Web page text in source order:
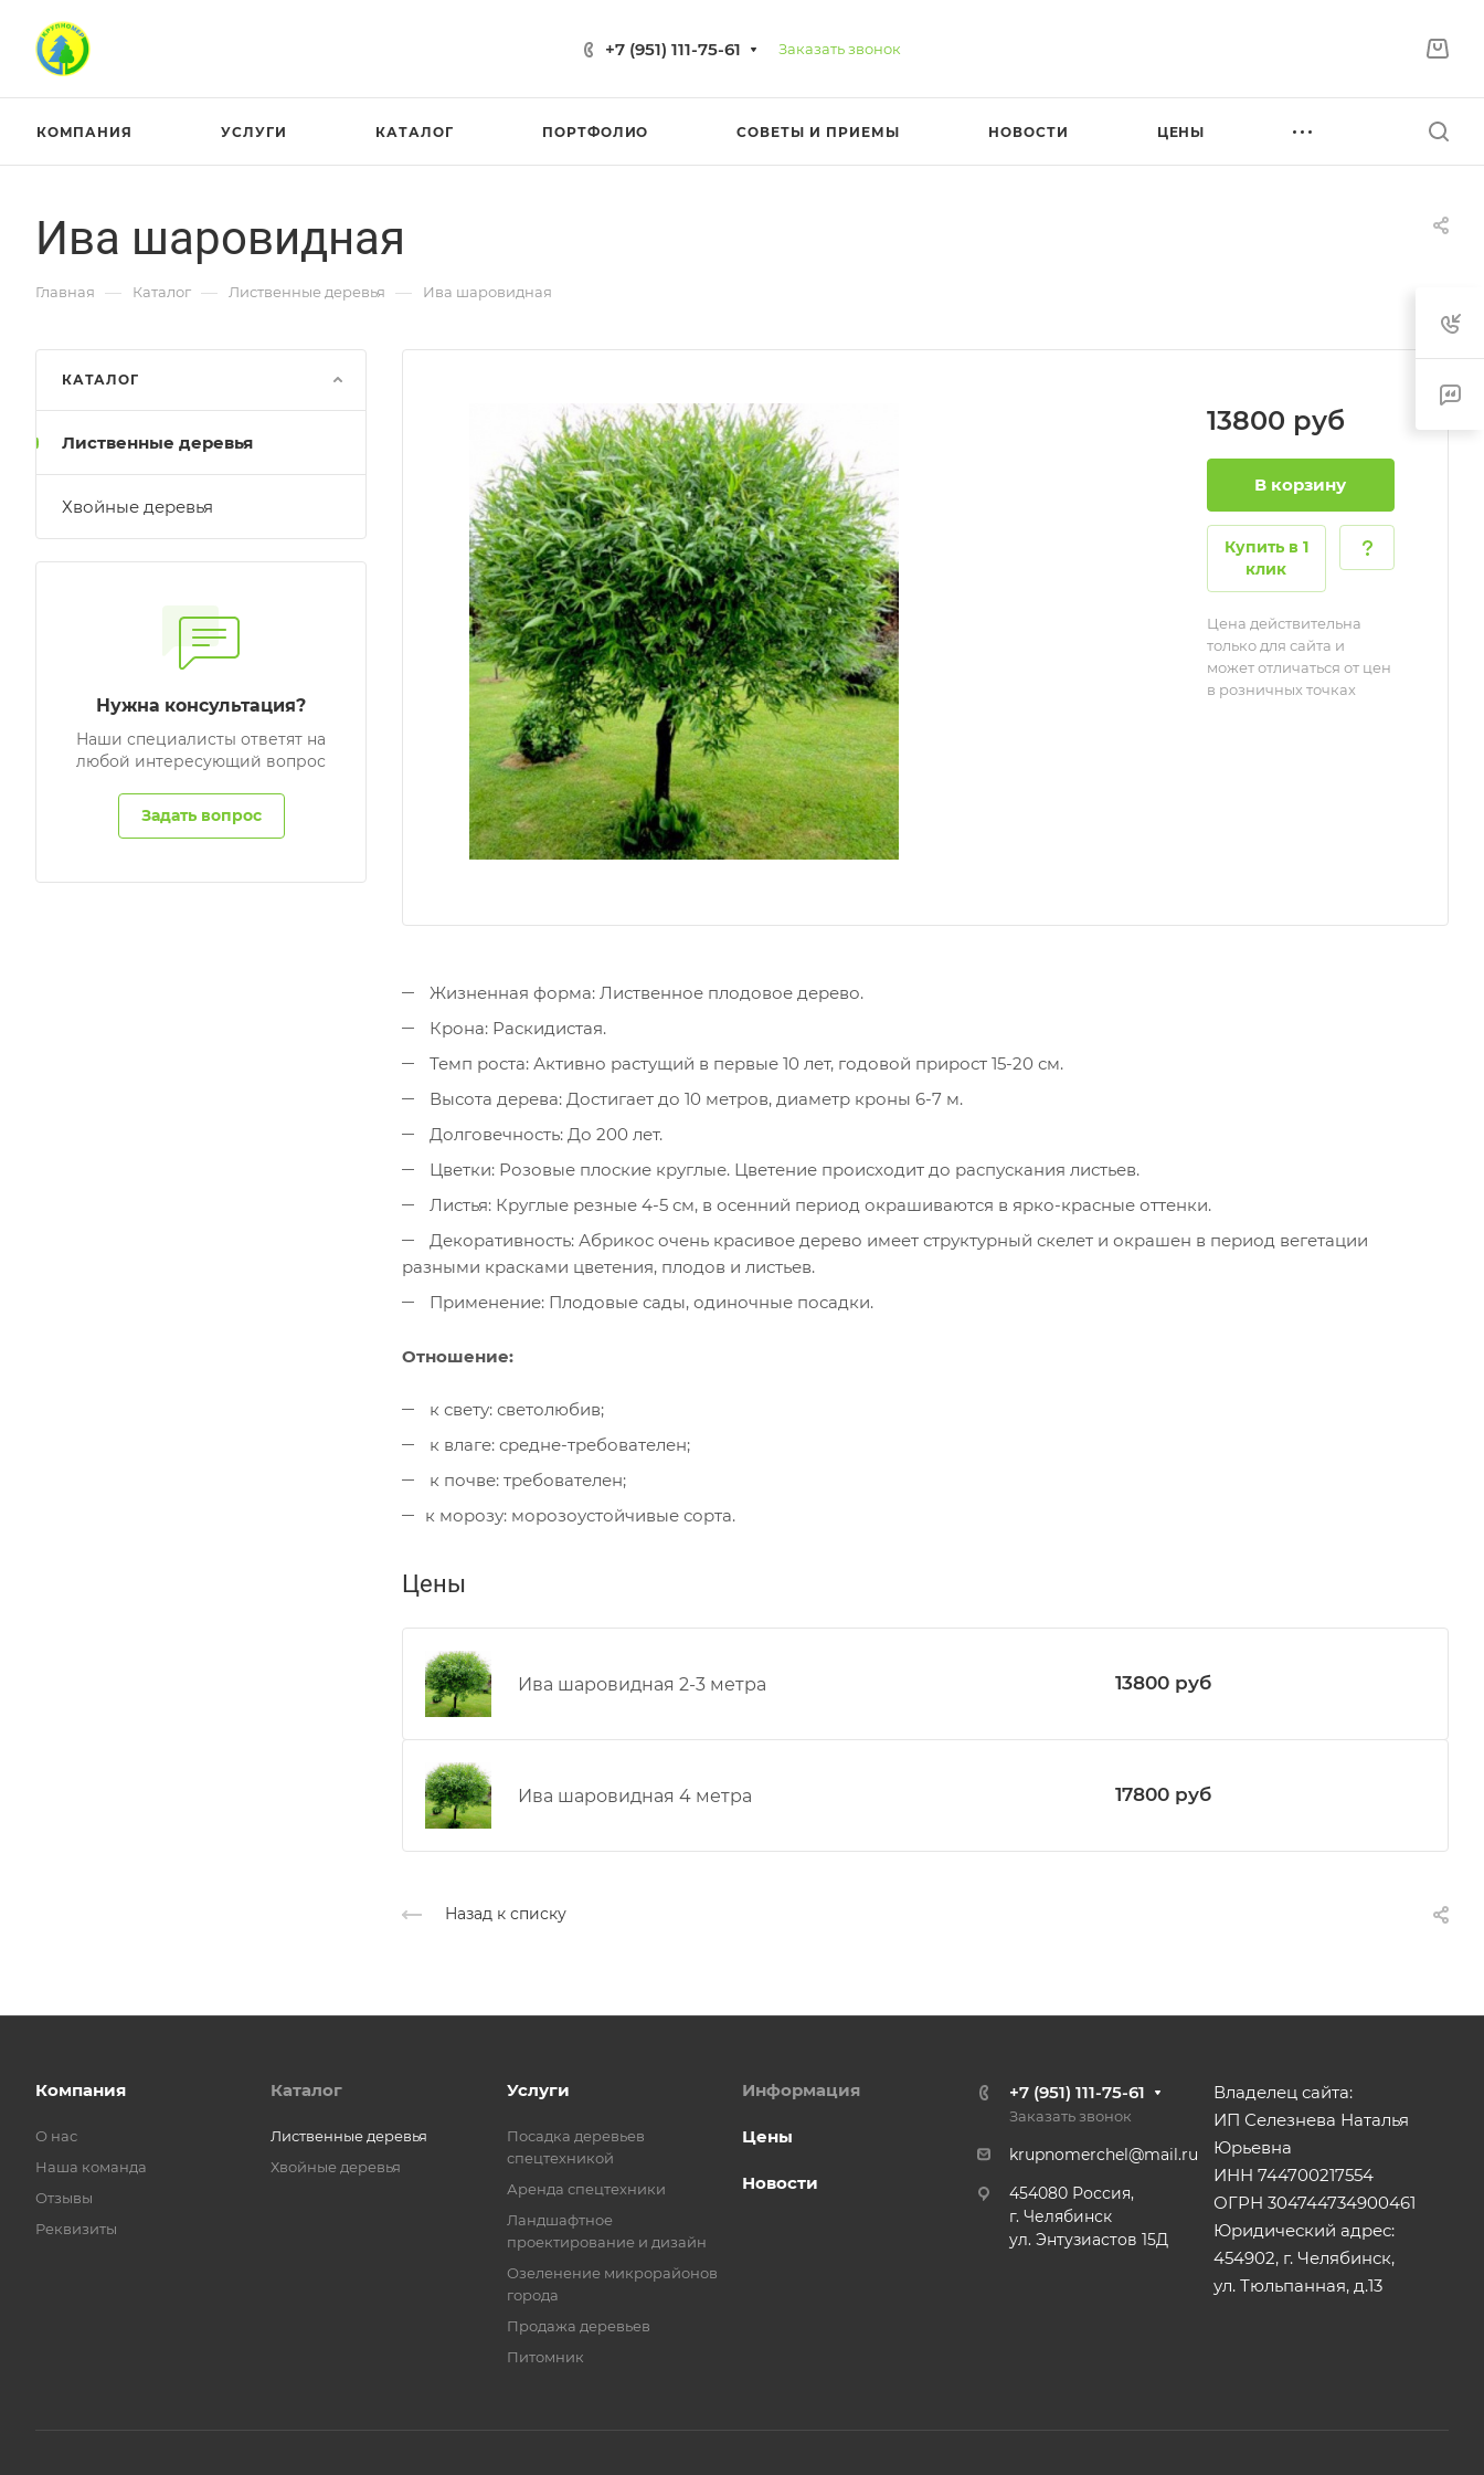
+7 (951) 111-75-61 Заказать звонок
КОМПАНИЯ УСЛУГИ КАТАЛОГ ПОРТФОЛИО СОВЕТЫ И ПРИЕМЫ НОВОСТИ ЦЕНЫ
Ива шаровидная
Главная — Каталог — Лиственные деревья — Ива шаровидная
13800 руб
В корзину
Купить в 1
клик
Цена действительна
только для сайта и
может отличаться от цен
в розничных точках
Жизненная форма: Лиственное плодовое дерево.
Крона: Раскидистая.
Темп роста: Активно растущий в первые 10 лет, годовой прирост 15-20 см.
Высота дерева: Достигает до 10 метров, диаметр кроны 6-7 м.
Долговечность: До 200 лет.
Цветки: Розовые плоские круглые. Цветение происходит до распускания листьев.
Листья: Круглые резные 4-5 см, в осенний период окрашиваются в ярко-красные оттенки.
Декоративность: Абрикос очень красивое дерево имеет структурный скелет и окрашен в период вегетации
разными красками цветения, плодов и листьев.
Применение: Плодовые сады, одиночные посадки.
Отношение:
к свету: светолюбив;
к влаге: средне-требователен;
к почве: требователен;
к морозу: морозоустойчивые сорта.
Цены
Ива шаровидная 2-3 метра 13800 руб
Ива шаровидная 4 метра 17800 руб
Назад к списку
КАТАЛОГ
Лиственные деревья
Хвойные деревья
Нужна консультация?
Наши специалисты ответят на
любой интересующий вопрос
Задать вопрос
Компания
О нас
Наша команда
Отзывы
Реквизиты
Каталог
Лиственные деревья
Хвойные деревья
Услуги
Посадка деревьев
спецтехникой
Аренда спецтехники
Ландшафтное
проектирование и дизайн
Озеленение микрорайонов
города
Продажа деревьев
Питомник
Информация
Цены
Новости
+7 (951) 111-75-61
Заказать звонок
krupnomerchel@mail.ru
454080 Россия,
г. Челябинск
ул. Энтузиастов 15Д
Владелец сайта:
ИП Селезнева Наталья
Юрьевна
ИНН 744700217554
ОГРН 304744734900461
Юридический адрес:
454902, г. Челябинск,
ул. Тюльпанная, д.13